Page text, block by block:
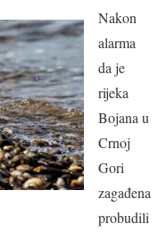
Nakon
alarma
da je
rijeka
Bojana u
Crnoj
Gori
zagađena
probudili